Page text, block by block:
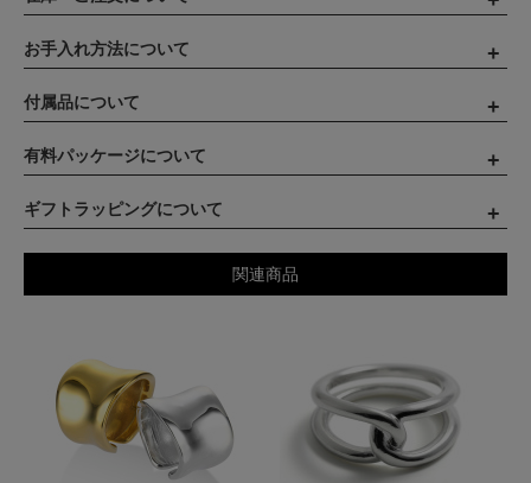
お手入れ方法について
付属品について
有料パッケージについて
ギフトラッピングについて
関連商品